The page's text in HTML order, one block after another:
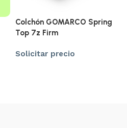
Colchón GOMARCO Spring
Top 7z Firm
Solicitar precio